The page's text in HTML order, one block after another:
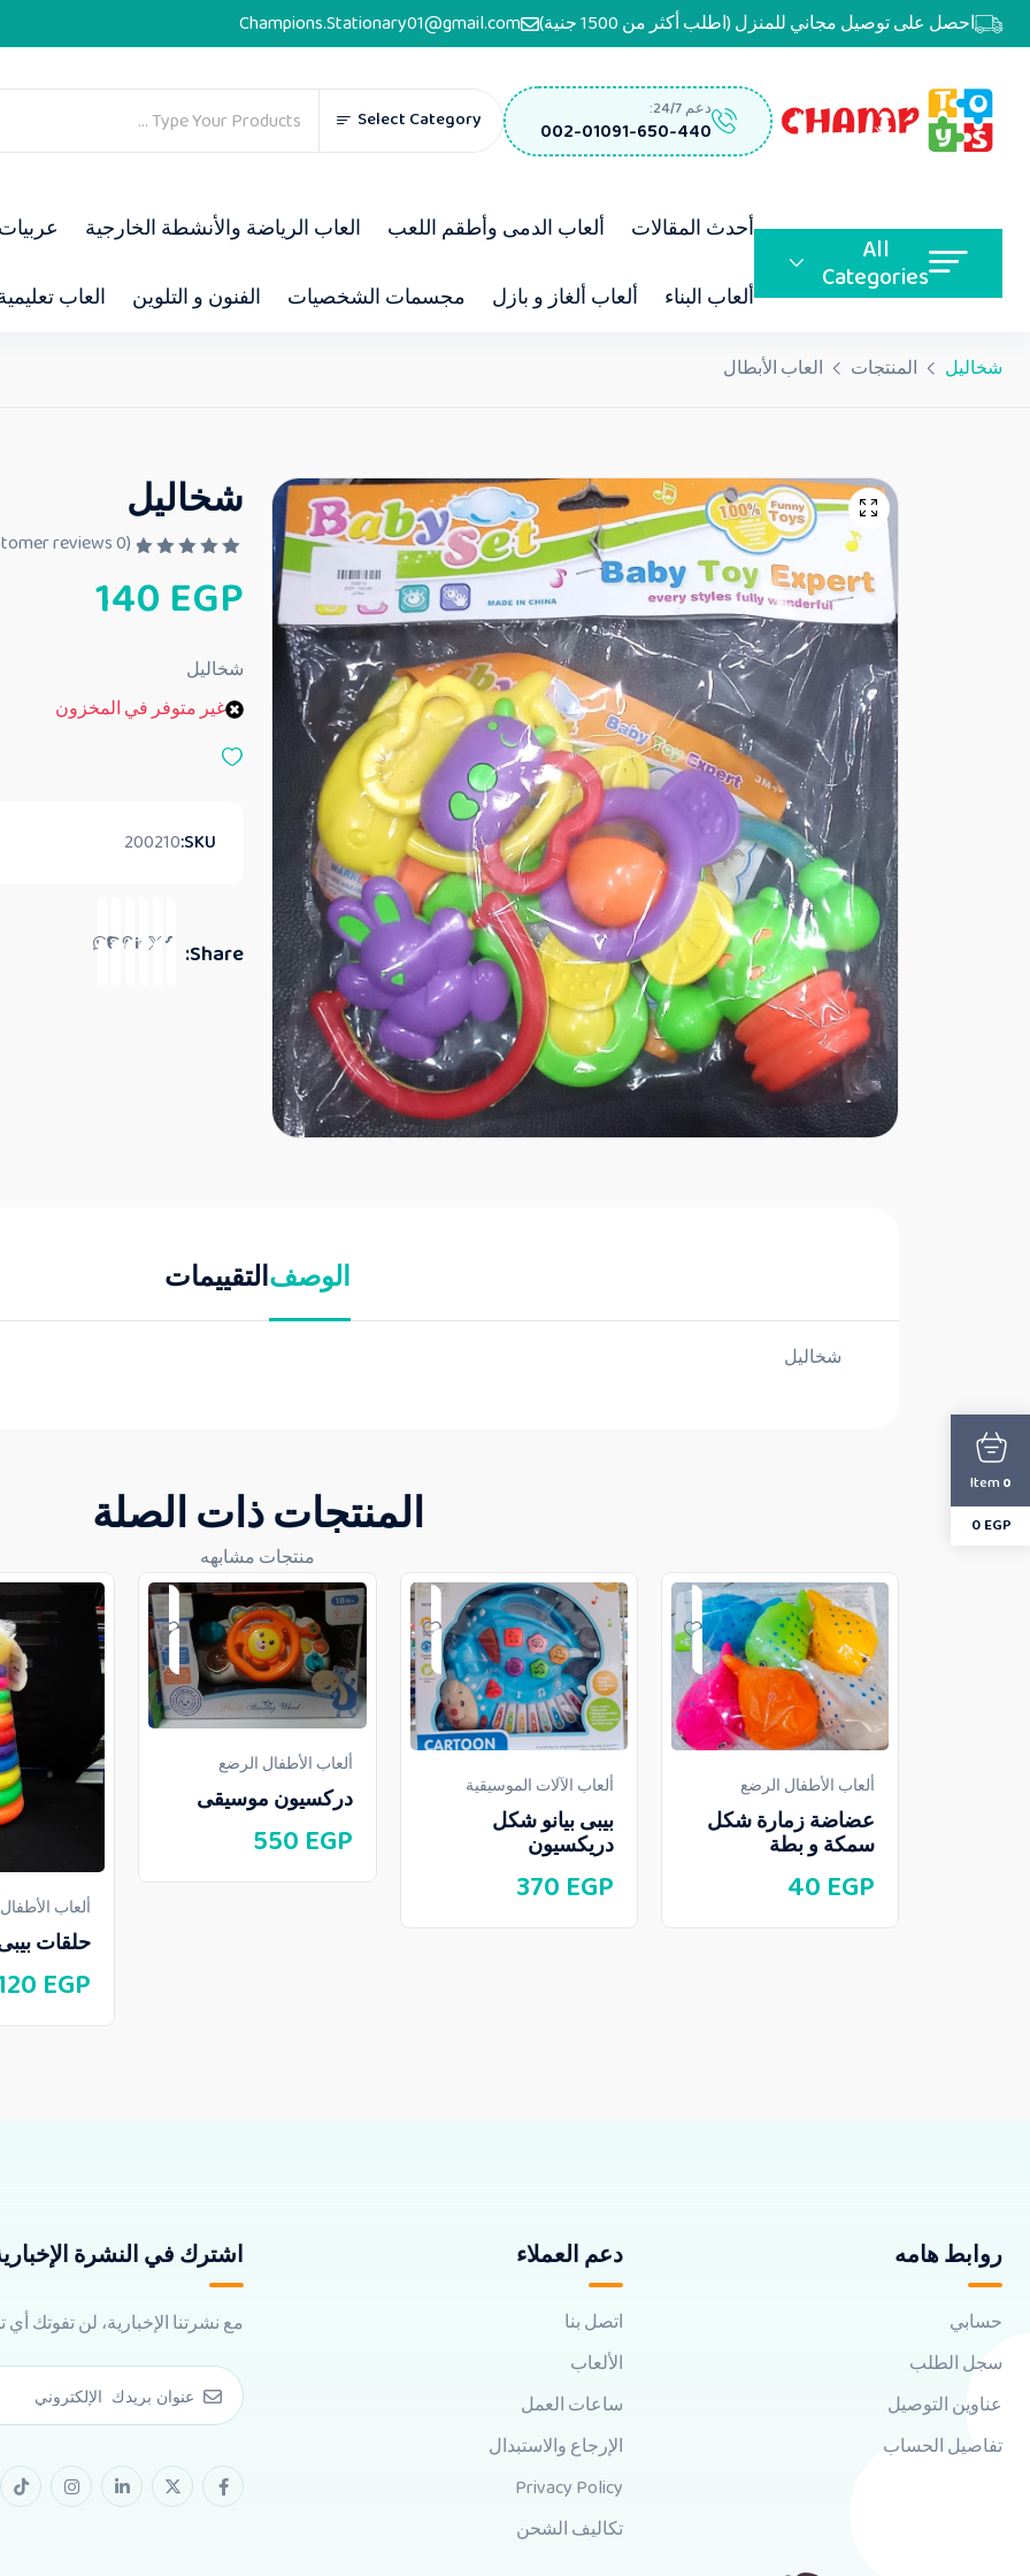
احصل على توصيل مجاني للمنزل (اطلب أكثر من 1500 جنية) Champions.Stationary01@gmail.com
دعم 24/7:
002-01091-650-440
Select Category
All
Categories
أحدث المقالات ألعاب الدمى وأطقم اللعب العاب الرياضة والأنشطة الخارجية
ألعاب البناء ألعاب ألغاز و بازل مجسمات الشخصيات الفنون و التلوين العاب
شخاليل المنتجات العاب الأبطال
شخاليل
م
ا
ي
م
ن
(
0
140 EGP
شخاليل
غير متوفر في المخزون
SKU:
200210
Share:
الوصفالتقييمات
شخاليل
المنتجات ذات الصلة
منتجات مشابهه
ألعاب الأطفال الرضع
عضاضة زمارة شكل
سمكة و بطة
40 EGP
ألعاب الآلات الموسيقية
بيبى بيانو شكل
دريكسيون
370 EGP
ألعاب الأطفال الرضع
دركسيون موسيقى
550 EGP
ألعاب
حلقات
EGP
روابط هامه
حسابي
سجل الطلب
عناوين التوصيل
تفاصيل الحساب
دعم العملاء
اتصل بنا
الألعاب
ساعات العمل
الإرجاع والاستبدال
Privacy Policy
تكاليف الشحن
اشترك في النشرة
مع نشرتنا الإخبارية، لن تفوتك
0
Item
0EGP